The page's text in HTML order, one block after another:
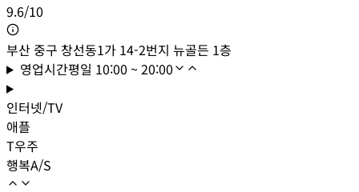
9.6/10
부산 중구 창선동1가 14-2번지 뉴골든 1층
영업시간평일 10:00 ~ 20:00
인터넷/TV
애플
T우주
행복A/S